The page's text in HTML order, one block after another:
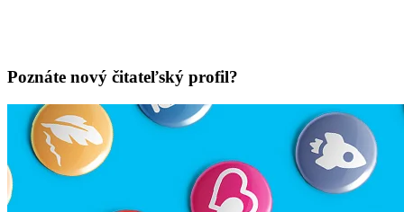
Poznáte nový čitateľský profil?